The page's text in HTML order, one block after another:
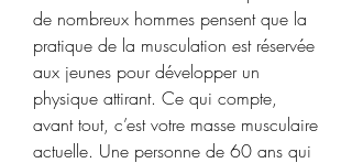
de nombreux hommes pensent que la
pratique de la musculation est réservée
aux jeunes pour développer un
physique attirant. Ce qui compte,
avant tout, c’est votre masse musculaire
actuelle. Une personne de 60 ans qui